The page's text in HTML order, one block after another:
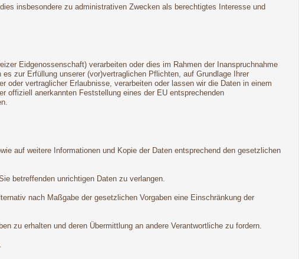
insbesondere zu administrativen Zwecken als berechtigtes Interesse und
Eidgenossenschaft) verarbeiten oder dies im Rahmen der Inanspruchnahme
zur Erfüllung unserer (vor)vertraglichen Pflichten, auf Grundlage Ihrer
oder vertraglicher Erlaubnisse, verarbeiten oder lassen wir die Daten in einem
offiziell anerkannten Feststellung eines der EU entsprechenden
auf weitere Informationen und Kopie der Daten entsprechend den gesetzlichen
betreffenden unrichtigen Daten zu verlangen.
nach Maßgabe der gesetzlichen Vorgaben eine Einschränkung der
zu erhalten und deren Übermittlung an andere Verantwortliche zu fordern.